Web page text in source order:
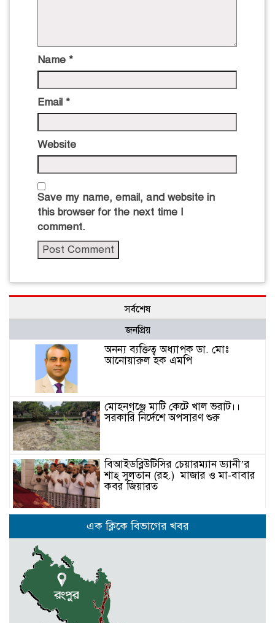
Name *
Email *
Website
Save my name, email, and website in
this browser for the next time I
comment.
সর্বশেষ
জনপ্রিয়
অনন্য ব্যক্তিত্ব অধ্যাপক ডা. মোঃ
আনোয়ারুল হক এমপি
মোহনগঞ্জে মাটি কেটে খাল ভরাট।।
সরকারি নির্দেশে অপসারণ শুরু
বিআইডব্লিউটিসির চেয়ারম্যান ড্যানী’র
শাহ্ সুলতান (রহ.) মাজার ও মা-বাবার
কবর জিয়ারত
কেন্দুয়ায় যুবলীগ নেতার লাইসেন্সে
বিএডিসির সার-বীজ বিক্রির অভিযোগ
মোহনগঞ্জের পাইলট স্কুলের এডহক
কমিটির সভাপতি জাহাঙ্গীর আলম ভিপি
এক ক্লিকে বিভাগের খবর